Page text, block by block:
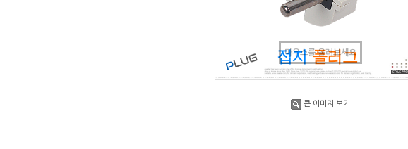
마우스를 올려보세요
큰 이미지 보기